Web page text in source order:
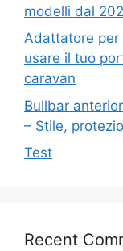
modelli dal
Adattatore per
usare il tuo
caravan
Bullbar
– Stile,
Test
Recent